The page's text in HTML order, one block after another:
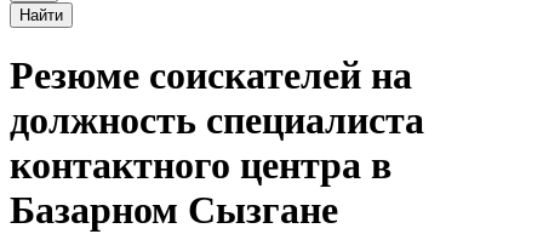
Найти
Резюме соискателей на
должность специалиста
контактного центра в
Базарном Сызгане